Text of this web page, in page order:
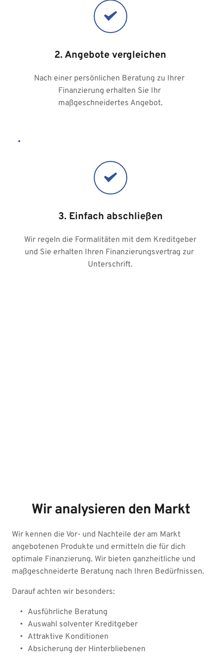
2. Angebote vergleichen
Nach einer persönlichen Beratung zu Ihrer
Finanzierung erhalten Sie Ihr
maßgeschneidertes Angebot.
3. Einfach abschließen
Wir regeln die Formalitäten mit dem Kreditgeber
und Sie erhalten Ihren Finanzierungsvertrag zur
Unterschrift.
Wir analysieren den Markt
Wir kennen die Vor- und Nachteile der am Markt
angebotenen Produkte und ermitteln die für dich
optimale Finanzierung. Wir bieten ganzheitliche und
maßgeschneiderte Beratung nach Ihren Bedürfnissen.
Darauf achten wir besonders:
Ausführliche Beratung
Auswahl solventer Kreditgeber
Attraktive Konditionen
Absicherung der Hinterbliebenen